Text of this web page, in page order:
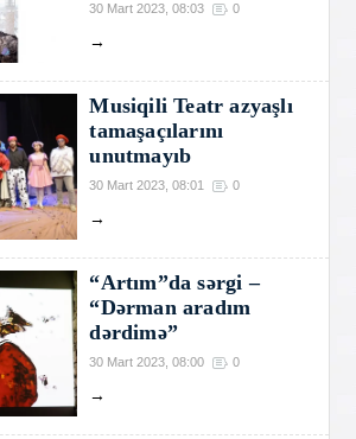
30 Mart 2023, 08:03 0
→
Musiqili Teatr azyaşlı
tamaşaçılarını
unutmayıb
30 Mart 2023, 08:01 0
→
“Artım”da sərgi –
“Dərman aradım
dərdimə”
30 Mart 2023, 08:00 0
→